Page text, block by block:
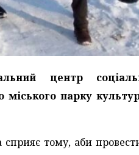
центр
міського парку
тому, аби